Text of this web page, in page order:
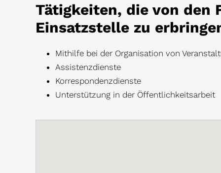
Tätigkeiten, die von den
Einsatzstelle zu
Mithilfe bei der Organisation von
Assistenzdienste
Korrespondenzdienste
Unterstützung in der Öffentlichkeitsarbeit